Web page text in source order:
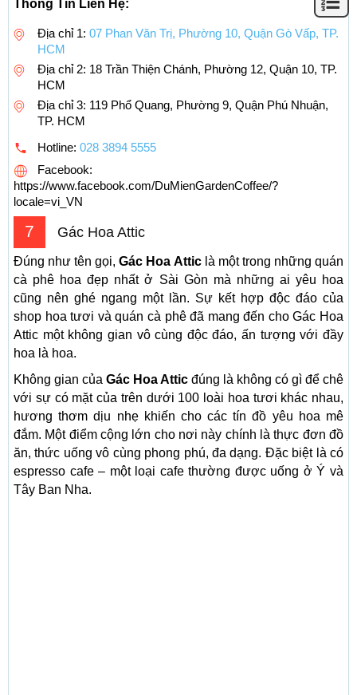
Thông Tin Liên Hệ:
Địa chỉ 1: 07 Phan Văn Trị, Phường 10, Quận Gò Vấp, TP.
HCM
Địa chỉ 2: 18 Trần Thiện Chánh, Phường 12, Quận 10, TP.
HCM
Địa chỉ 3: 119 Phổ Quang, Phường 9, Quận Phú Nhuận,
TP. HCM
Hotline: 028 3894 5555
Facebook:
https://www.facebook.com/DuMienGardenCoffee/?
locale=vi_VN
7 Gác Hoa Attic
Đúng như tên gọi,Gác Hoa Atticlà một trong những quán
cà phê hoa đẹp nhất ở Sài Gòn mà những ai yêu hoa
cũng nên ghé ngang một lần. Sự kết hợp độc đáo của
shop hoa tươi và quán cà phê đã mang đến cho Gác Hoa
Attic một không gian vô cùng độc đáo, ấn tượng với đầy
hoa là hoa.
Không gian của Gác Hoa Attic đúng là không có gì để chê
với sự có mặt của trên dưới 100 loài hoa tươi khác nhau,
hương thơm dịu nhẹ khiến cho các tín đồ yêu hoa mê
đắm. Một điểm cộng lớn cho nơi này chính là thực đơn đồ
ăn, thức uống vô cùng phong phú, đa dạng. Đặc biệt là có
espresso cafe – một loại cafe thường được uống ở Ý và
Tây Ban Nha.